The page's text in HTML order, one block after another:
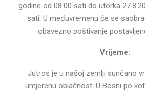
godine od 08:00 sati do utorka
sati. U međuvremenu će se
obavezno poštivanje
Vrijeme:
Jutros je u našoj zemlji sunčano
umjerenu oblačnost. U Bosni po